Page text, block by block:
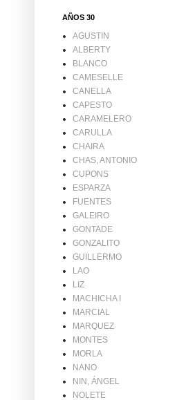
AÑOS 30
AGUSTIN
ALBERTY
BLANCO
CAMESELLE
CANELLA
CAPESTO
CARAMELERO
CARULLA
CHAIRA
CHAS, ANTONIO
CUPONS
ESPARZA
FUENTES
GALEIRO
GONTADE
GONZALITO
GUILLERMO
LAO
LIZ
MACHICHA I
MARCIAL
MARQUEZ
MONTES
MORLA
NANO
NIN, ÁNGEL
NOLETE